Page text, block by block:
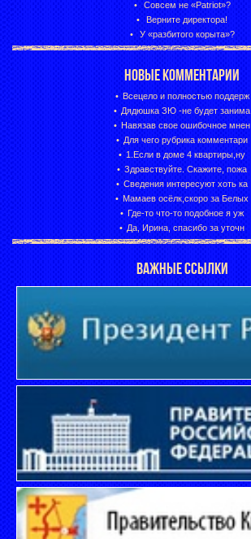
Совсем не «Patriot»?
Верните директора!
У «разбитого корыта»?
НОВЫЕ КОММЕНТАРИИ
Всецело и полностью поддерж
Дядюшка ЗЮ -не будет занима
Навязав свое ошибочное мнен
Для чего рубрика комментари
1.Если в доме 4 квартиры,ну
Здравствуйте. Скажите, пожа
Сведения интересуют хоть ка
Мамаев осёлк,скоро за Белых
Где-то что-то подобное я уж
Да, Ирина, спасибо за уточн
ВАЖНЫЕ ССЫЛКИ